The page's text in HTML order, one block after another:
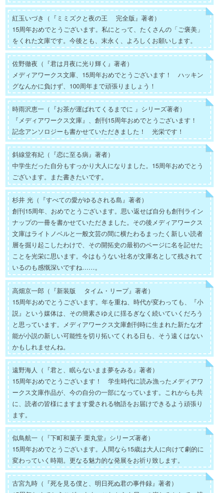
紅玉いづき（『ミミズクと夜の王 完全版』著者）
15周年おめでとうございます。私にとって、たくさんの「ご褒美」
をくれた文庫です。今後とも、末永く、よろしくお願いします。
佐野徹夜（『君は月夜に光り輝く』著者）
メディアワークス文庫、15周年おめでとうございます！ ハッキン
グなんかに負けず、100周年まで頑張りましょう！
時雨沢恵一（『お茶が運ばれてくるまでに 』シリーズ著者）
『メディアワークス文庫』、創刊15周年おめでとうございます！
記念アンソロジーも書かせていただきました！ 光栄です！
斜線堂有紀（『恋に至る病』著者）
中学生だった自分もすっかり大人になりました。15周年おめでとう
ございます。また書きたいです。
杉井 光（『すべての愛がゆるされる島』著者）
創刊15周年、おめでとうございます。思い返せば自分も創刊ライン
ナップの一冊を書かせていただきました。その後メディアワークス
文庫はライトノベルと一般文芸の間に横たわるまったく新しい読者
層を掘り起こしたわけで、その開拓史の最初のページに名を記せた
ことを光栄に思います。今はもうない社名が文庫名として残されて
いるのも感慨深いですね……。
高畑京一郎（『新装版 タイム・リープ』著者）
15周年おめでとうございます。年を重ね、時代が変わっても、『小
説』という媒体は、その簡素さゆえに揺るぎなく続いていくだろう
と思っています。メディアワークス文庫創刊時に生まれた新たな才
能が小説の新しい可能性を切り拓いてくれる日も、そう遠くはない
かもしれませんね。
遠野海人（『君と、眠らないまま夢をみる』著者）
15周年おめでとうございます！ 学生時代に読み漁ったメディアワ
ークス文庫作品が、今の自分の一部になっています。これからも共
に、読者の皆様にますます愛される物語をお届けできるよう頑張り
ます。
似鳥航一（『下町和菓子 栗丸堂』シリーズ著者）
15周年おめでとうございます。人間なら15歳は大人に向けて劇的に
変わっていく時期。更なる魅力的な発展をお祈り致します。
古宮九時（『死を見る僕と、明日死ぬ君の事件録』著者）